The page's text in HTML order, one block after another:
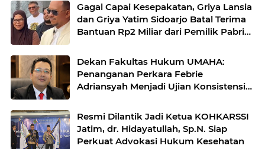
Gagal Capai Kesepakatan, Griya Lansia
dan Griya Yatim Sidoarjo Batal Terima
Bantuan Rp2 Miliar dari Pemilik Pabrik
Dekan Fakultas Hukum UMAHA:
Penanganan Perkara Febrie
Adriansyah Menjadi Ujian Konsistensi
Resmi Dilantik Jadi Ketua KOHKARSSI
Jatim, dr. Hidayatullah, Sp.N. Siap
Perkuat Advokasi Hukum Kesehatan